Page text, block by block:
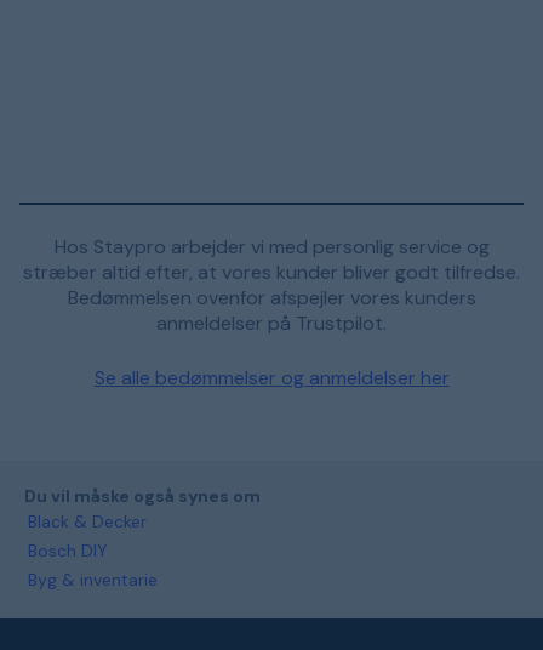
Hos Staypro arbejder vi med personlig service og
stræber altid efter, at vores kunder bliver godt tilfredse.
Bedømmelsen ovenfor afspejler vores kunders
anmeldelser på Trustpilot.
Se alle bedømmelser og anmeldelser her
Du vil måske også synes om
Black & Decker
Bosch DIY
Byg & inventarie